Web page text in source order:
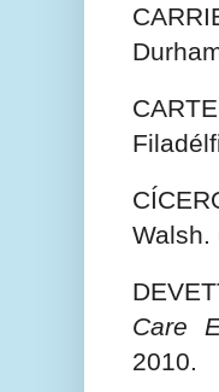
Walsh.
Care
2010.